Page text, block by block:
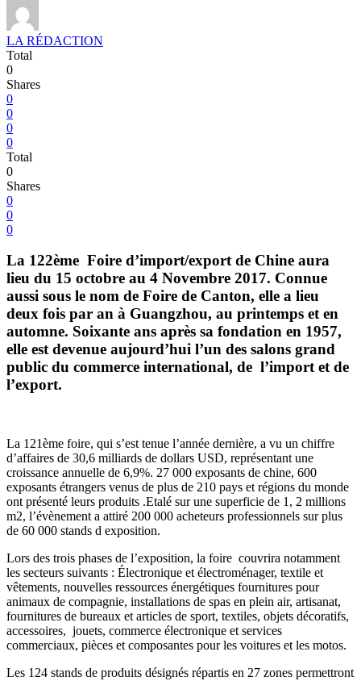
LA RÉDACTION
Total
0
Shares
0
0
0
0
Total
0
Shares
0
0
0
La 122ème Foire d’import/export de Chine aura
lieu du 15 octobre au 4 Novembre 2017. Connue
aussi sous le nom de Foire de Canton, elle a lieu
deux fois par an à Guangzhou, au printemps et en
automne. Soixante ans après sa fondation en 1957,
elle est devenue aujourd’hui l’un des salons grand
public du commerce international, de l’import et de
l’export.
La 121ème foire, qui s’est tenue l’année dernière, a vu un chiffre
d’affaires de 30,6 milliards de dollars USD, représentant une
croissance annuelle de 6,9%. 27 000 exposants de chine, 600
exposants étrangers venus de plus de 210 pays et régions du monde
ont présenté leurs produits .Etalé sur une superficie de 1, 2 millions
m2, l’évènement a attiré 200 000 acheteurs professionnels sur plus
de 60 000 stands d exposition.
Lors des trois phases de l’exposition, la foire couvrira notamment
les secteurs suivants : Électronique et électroménager, textile et
vêtements, nouvelles ressources énergétiques fournitures pour
animaux de compagnie, installations de spas en plein air, artisanat,
fournitures de bureaux et articles de sport, textiles, objets décoratifs,
accessoires, jouets, commerce électronique et services
commerciaux, pièces et composantes pour les voitures et les motos.
Les 124 stands de produits désignés répartis en 27 zones permettront